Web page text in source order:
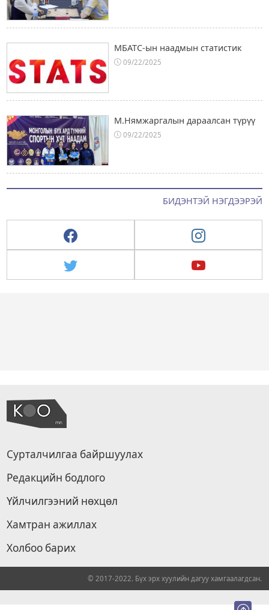
МБАТС-ын наадмын статистик
09/22/2025
М.Нямжаргалын дараалсан түрүү
09/22/2025
БИДЭНТЭЙ НЭГДЭЭРЭЙ
Сурталчилгаа байршуулах
Редакцийн бодлого
Үйлчилгээний нөхцөл
Хамтран ажиллах
Холбоо барих
© 2017-2022. Бүх эрх хуулийн дагуу хамгаалагдсан.